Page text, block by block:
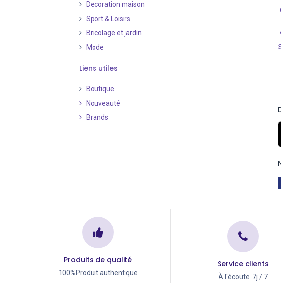
Decoration maison
Sport & Loisirs
Bricolage et jardin
Mode
Liens utiles
Boutique
Nouveauté
Brands
Produits de qualité
100%Produit authentique
Service clients
À l'écoute 7j / 7